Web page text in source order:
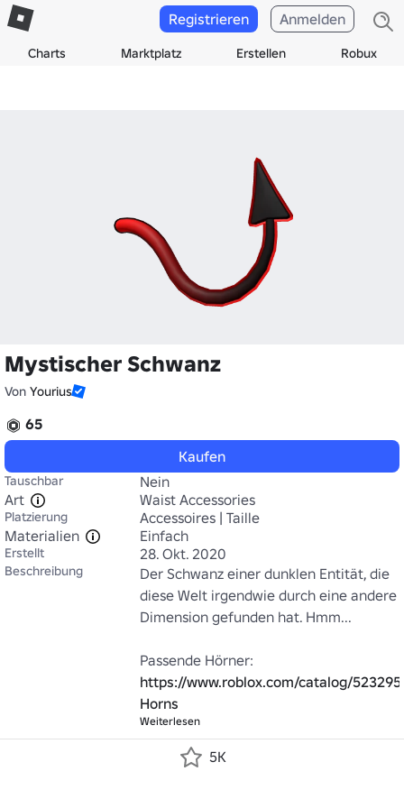
Charts Marktplatz Erstellen Robux
Registrieren Anmelden
Mystischer Schwanz
Von Yourius
65
Kaufen
Tauschbar
Nein
Art
Waist Accessories
Platzierung
Accessoires | Taille
Materialien
Einfach
Erstellt 28. Okt. 2020
Beschreibung
Der Schwanz einer dunklen Entität, die
diese Welt irgendwie durch eine andere
Dimension gefunden hat. Hmm...
https://www.roblox.com/catalog/
Horns
Weiterlesen
5K